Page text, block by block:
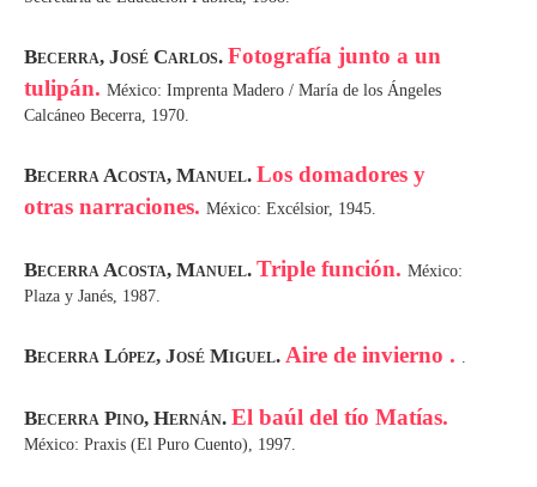
Becerra, José Carlos. Fotografía junto a un
tulipán. México: Imprenta Madero / María de los Ángeles
Calcáneo Becerra, 1970.
Becerra Acosta, Manuel. Los domadores y
otras narraciones. México: Excélsior, 1945.
Becerra Acosta, Manuel. Triple función. México:
Plaza y Janés, 1987.
Becerra López, José Miguel. Aire de invierno . .
Becerra Pino, Hernán. El baúl del tío Matías.
México: Praxis (El Puro Cuento), 1997.